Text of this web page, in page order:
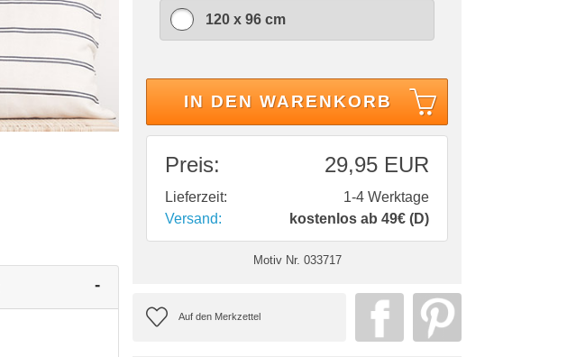
120 x 96 cm
IN DEN WARENKORB
Preis: 29,95 EUR
Lieferzeit:
1-4 Werktage
Versand:
kostenlos ab 49€ (D)
Motiv Nr. 033717